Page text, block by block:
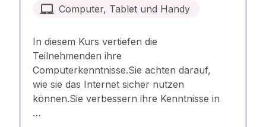
Computer, Tablet und Handy
In diesem Kurs vertiefen die
Teilnehmenden ihre
Computerkenntnisse.Sie achten darauf,
wie sie das Internet sicher nutzen
können.Sie verbessern ihre Kenntnisse in
…